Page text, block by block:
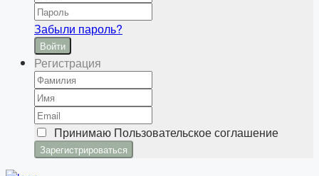
Забыли пароль?
Войти
Регистрация
Принимаю Пользовательское соглашение